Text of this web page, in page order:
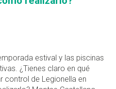
estival y las piscinas
¿Tienes claro en qué
control de Legionella en